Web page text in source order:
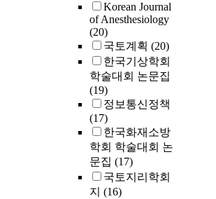
Korean Journal
of Anesthesiology
(20)
국토계획 (20)
한국기상학회
학술대회 논문집
(19)
정보통신정책
(17)
한국화재소방
학회 학술대회 논
문집 (17)
국토지리학회
지 (16)